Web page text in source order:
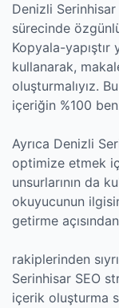
Denizli
sürecinde
Kopyala-
kullanarak,
oluşturmalıyız.
içeriğin %100
Ayrıca Denizli
optimize etmek
unsurlarının da
okuyucunun
getirme
rakiplerinden
Serinhisar SEO
içerik oluşturma